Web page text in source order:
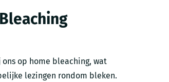
op home bleaching, wat
lezingen rondom bleken.